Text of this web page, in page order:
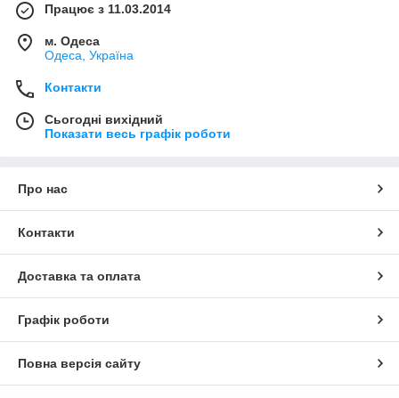
Працює з 11.03.2014
м. Одеса
Одеса, Україна
Контакти
Сьогодні вихідний
Показати весь графік роботи
Про нас
Контакти
Доставка та оплата
Графік роботи
Повна версія сайту